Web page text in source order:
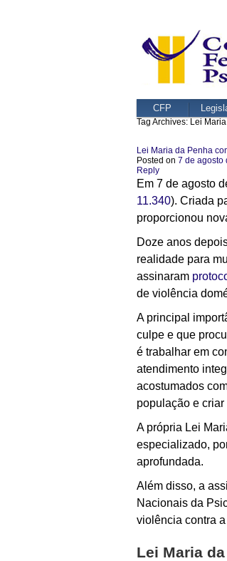
CFP
Tag Archives: Lei
Lei Maria da Penha
Posted on 7 de agosto
Reply
Em 7 de agosto
11.340). Criada
proporcionou
Doze anos
realidade para
assinaram
de violência
A principal
culpe e que
é trabalhar em
atendimento
acostumados
população e
A própria Lei
especializado,
aprofundada.
Além disso, a
Nacionais da
violência contra
Lei Maria